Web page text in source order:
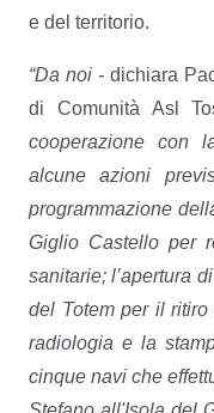
e del territorio.
“Da noi -dichiara
di Comunità Asl
cooperazione con
alcune azioni
programmazione
Giglio Castello per
sanitarie; l’apertura
del Totem per il
radiologia e la
cinque navi che